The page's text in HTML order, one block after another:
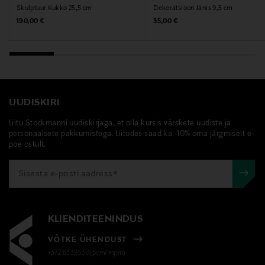
aarikka, skulptuur, dekoratiivese, puidust
Skulptuur Kukko 25,5 cm
Original Price
190,00 €
Dekoratsioon Jänis 9,5 cm
Original Price
35,00 €
UUDISKIRI
Liitu Stockmanni uudiskirjaga, et olla kursis värskete uudiste ja
personaalsete pakkumistega. Liitudes saad ka -10% oma järgmiselt e-
poe ostult.
KLIENDITEENINDUS
VÕTKE ÜHENDUST
+372 6339539(pvm/mpm)